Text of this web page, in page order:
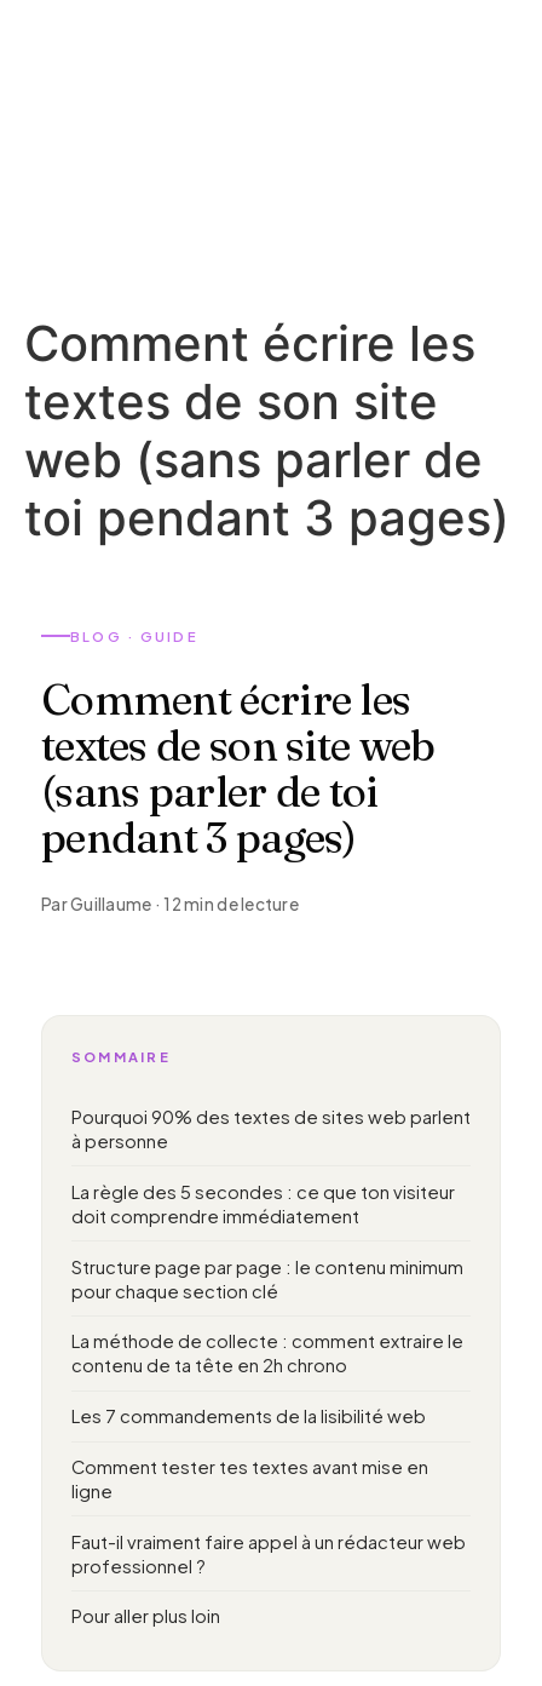
Comment écrire les
textes de son site
web (sans parler de
toi pendant 3 pages)
BLOG · GUIDE
Comment écrire les
textes de son site web
(sans parler de toi
pendant 3 pages)
Par Guillaume · 12 min de lecture
SOMMAIRE
Pourquoi 90% des textes de sites web parlent
à personne
La règle des 5 secondes : ce que ton visiteur
doit comprendre immédiatement
Structure page par page : le contenu minimum
pour chaque section clé
La méthode de collecte : comment extraire le
contenu de ta tête en 2h chrono
Les 7 commandements de la lisibilité web
Comment tester tes textes avant mise en
ligne
Faut-il vraiment faire appel à un rédacteur web
professionnel ?
Pour aller plus loin